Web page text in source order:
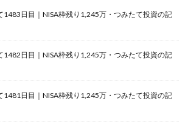
1483日目｜NISA枠残り1,245万・つみたて投資の記
1482日目｜NISA枠残り1,245万・つみたて投資の記
1481日目｜NISA枠残り1,245万・つみたて投資の記